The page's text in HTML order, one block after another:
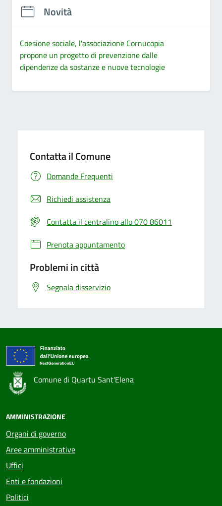
Novità
Coesione sociale, l'associazione Cornucopia
propone un progetto di prevenzione dalle
dipendenze da sostanze e nuove tecnologie
Contatta il Comune
Domande Frequenti
Richiedi assistenza
Contatta il centralino allo 070 86011
Prenota appuntamento
Problemi in città
Segnala disservizio
Comune di Quartu Sant'Elena
AMMINISTRAZIONE
Organi di governo
Aree amministrative
Uffici
Enti e fondazioni
Politici